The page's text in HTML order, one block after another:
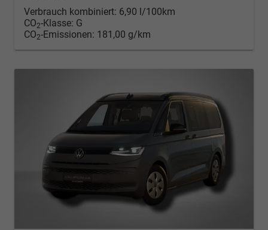
Verbrauch kombiniert: 6,90 l/100km
CO2-Klasse: G
CO2-Emissionen: 181,00 g/km